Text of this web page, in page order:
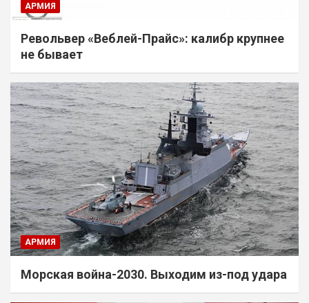
АРМИЯ
Револьвер «Веблей-Прайс»: калибр крупнее
не бывает
АРМИЯ
Морская война-2030. Выходим из-под удара